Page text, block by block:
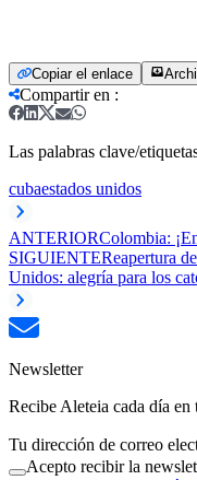
Copiar el enlace
Compartir en :
Las palabras clave/
cubaestados unidos
ANTERIORColombia:
SIGUIENTEReapertura
Unidos: alegría para los
Newsletter
Recibe Aleteia cada día
Tu dirección de correo
Acepto recibir la